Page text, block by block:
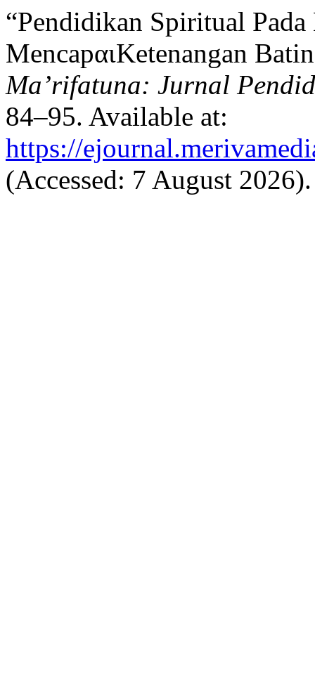
“Pendidikan Spiritual
MencapαιKetenangan
Ma’rifatuna: Jurnal
84–95. Available at:
https://
(Accessed: 7 August 2026).